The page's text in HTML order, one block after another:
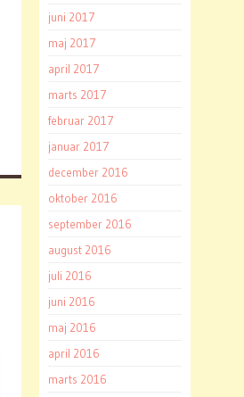
juni 2017
maj 2017
april 2017
marts 2017
februar 2017
januar 2017
december 2016
oktober 2016
september 2016
august 2016
juli 2016
juni 2016
maj 2016
april 2016
marts 2016